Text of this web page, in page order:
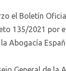
el Boletín
135/2021 por
Abogacía